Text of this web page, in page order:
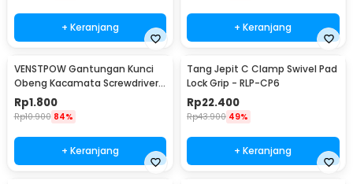
+ Keranjang + Keranjang
VENSTPOW Gantungan Kunci
Obeng Kacamata Screwdriver
Plus Minus Hexagon - V001
Rp1.800
Rp10.900 84%
+ Keranjang
Tang Jepit C Clamp Swivel Pad
Lock Grip - RLP-CP6
Rp22.400
Rp43.900 49%
+ Keranjang